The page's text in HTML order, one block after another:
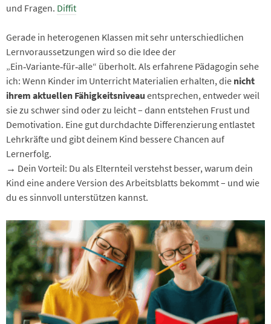
und Fragen. Diffit
Gerade in heterogenen Klassen mit sehr unterschiedlichen
Lernvoraussetzungen wird so die Idee der
„Ein‑Variante‑für‑alle“ überholt. Als erfahrene Pädagogin sehe
ich: Wenn Kinder im Unterricht Materialien erhalten, die nicht
ihrem aktuellen Fähigkeitsniveau entsprechen, entweder weil
sie zu schwer sind oder zu leicht – dann entstehen Frust und
Demotivation. Eine gut durchdachte Differenzierung entlastet
Lehrkräfte und gibt deinem Kind bessere Chancen auf
Lernerfolg.
→ Dein Vorteil: Du als Elternteil verstehst besser, warum dein
Kind eine andere Version des Arbeitsblatts bekommt – und wie
du es sinnvoll unterstützen kannst.